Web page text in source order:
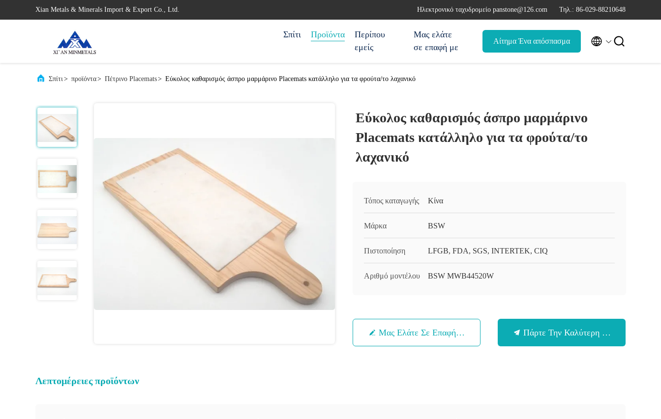
Xian Metals & Minerals Import & Export Co., Ltd. Ηλεκτρονικό ταχυδρομείο panstone@126.com Τηλ.: 86-029-88210648
Σπίτι Προϊόντα
Περίπου
εμείς
Μας ελάτε
σε επαφή με
Αίτημα Ένα απόσπασμα  
Σπίτι> προϊόντα> Πέτρινο Placemats> Εύκολος καθαρισμός άσπρο μαρμάρινο Placemats κατάλληλο για τα φρούτα/το λαχανικό
Εύκολος καθαρισμός άσπρο μαρμάρινο
Placemats κατάλληλο για τα φρούτα/το
λαχανικό
Τόπος καταγωγής Κίνα
Μάρκα BSW
Πιστοποίηση LFGB, FDA, SGS, INTERTEK, CIQ
Αριθμό μοντέλου BSW MWB44520W
Μας Ελάτε Σε Επαφή Με Πάρτε Την Καλύτερη Τιμή
Λεπτομέρειες προϊόντων